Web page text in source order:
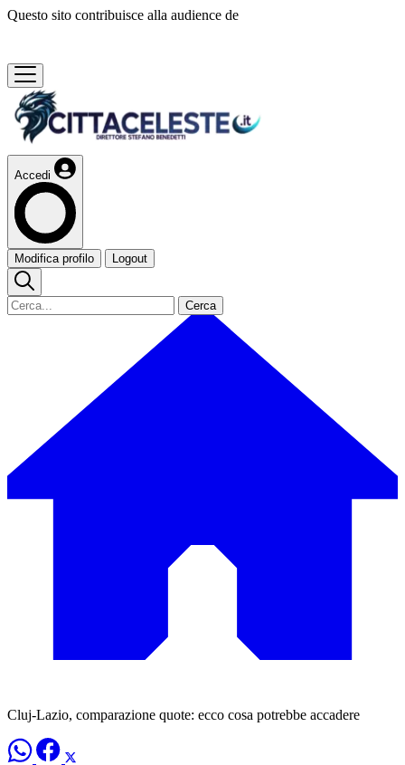
Questo sito contribuisce alla audience de
Accedi
Modifica profilo Logout
Cerca
Cluj-Lazio, comparazione quote: ecco cosa potrebbe accadere